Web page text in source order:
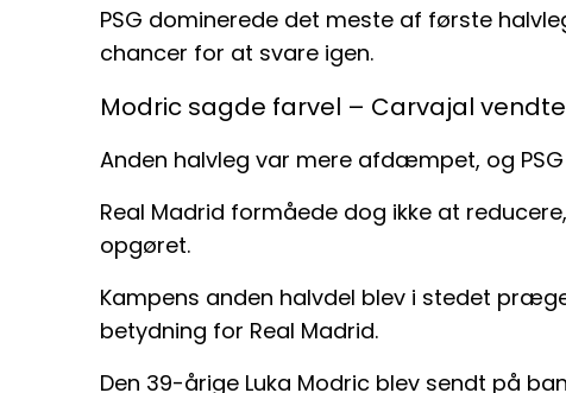
PSG dominerede det meste af første
chancer for at svare igen.
Modric sagde farvel – Carvajal
Anden halvleg var mere afdæmpet, og
Real Madrid formåede dog ikke at
opgøret.
Kampens anden halvdel blev i stedet
betydning for Real Madrid.
Den 39-årige Luka Modric blev sendt på